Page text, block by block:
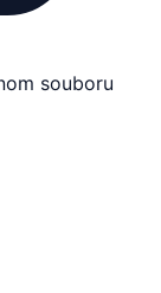
souboru